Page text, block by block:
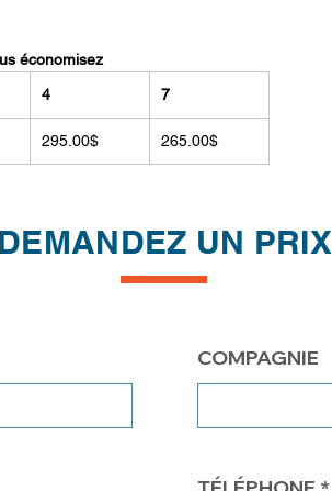
économisez
4 7
295.00$ 265.00$
DEMANDEZ UN PRIX
COMPAGNIE